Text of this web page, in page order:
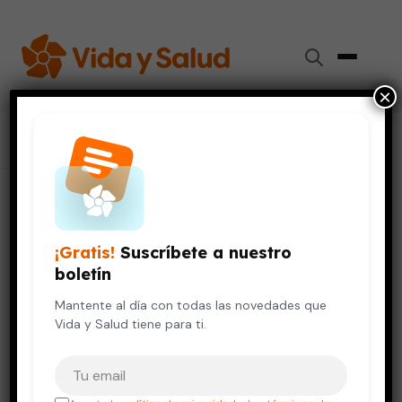
Colaboradores
Doctor
TÍTULOS ACADÉMICOS
Columna vertebral
¡Gratis! Suscríbete a nuestro
boletín
Mantente al día con todas las novedades que
Vida y Salud tiene para ti.
×